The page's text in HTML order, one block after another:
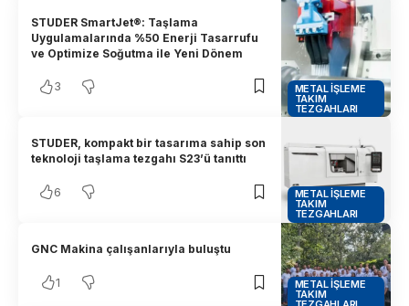
METAL İŞLEME
TAKIM
TEZGAHLARI
STUDER SmartJet®: Taşlama
Uygulamalarında %50 Enerji Tasarrufu
ve Optimize Soğutma ile Yeni Dönem
3
METAL İŞLEME
TAKIM
TEZGAHLARI
STUDER, kompakt bir tasarıma sahip son
teknoloji taşlama tezgahı S23’ü tanıttı
6
METAL İŞLEME
TAKIM
GNC Makina çalışanlarıyla buluştu
1